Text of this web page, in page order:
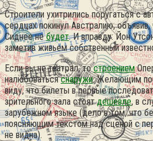
Строители ухитрились поругаться с
сердцах покинул Австралию,
Сиднее небудет. И вправду: Йон
заметив живьем собственный
Если вы не театрал, тостроением
налюбоватьсяснаружи. Желающим
виду, что билеты в первые
зрительного зала стоятдешевле, в
зарубежном языке (дело в том, что
поясняющим текстом над сценой с
не видна).